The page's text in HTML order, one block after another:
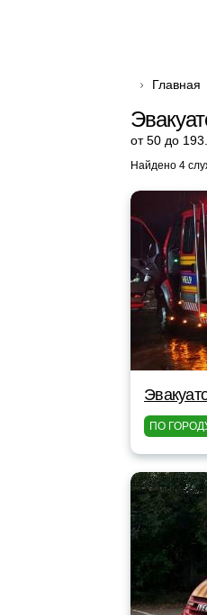
Главная
от 50 до
Найдено 4
ПО